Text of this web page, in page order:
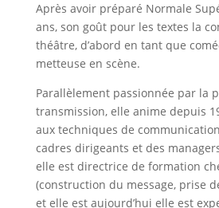
Après avoir préparé Normale
ans, son goût pour les textes la
théâtre, d’abord en tant que
metteuse en scène.
Parallèlement passionnée par la
transmission, elle anime depuis
aux techniques de
cadres dirigeants et des
elle est directrice de formation
(construction du message, prise
et elle est aujourd’hui elle est